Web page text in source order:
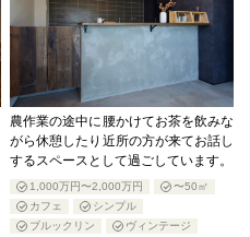
農作業の途中に腰かけてお茶を飲みな
がら休憩したり近所の方が来てお話し
するスペースとして過ごしています。
1,000万円〜2,000万円
〜50㎡
カフェ
シンプル
ブルックリン
ヴィンテージ